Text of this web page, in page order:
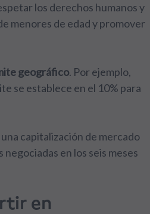
los derechos humanos y
menores de edad y promover
geográfico. Por ejemplo,
se establece en el 10% para
capitalización de mercado
en los seis meses
en